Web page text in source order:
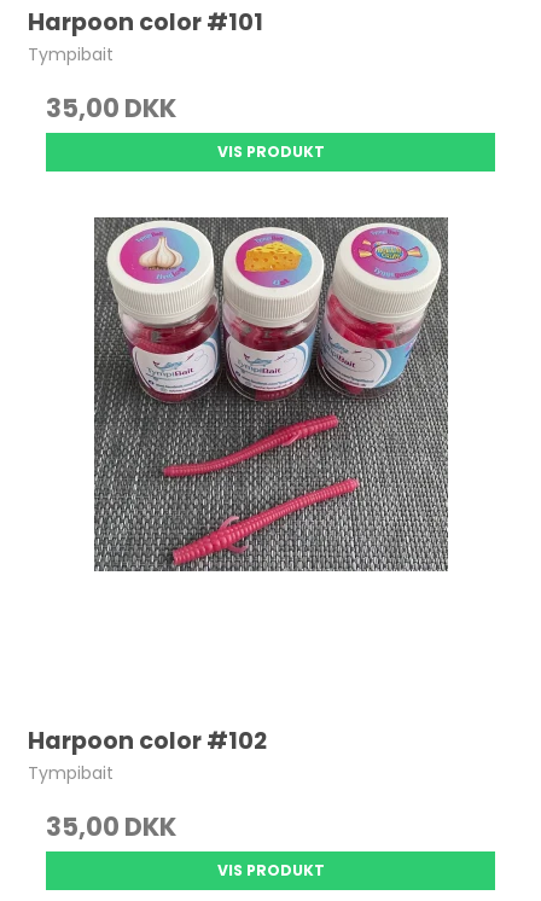
Harpoon color #101
Tympibait
35,00 DKK
VIS PRODUKT
Harpoon color #102
Tympibait
35,00 DKK
VIS PRODUKT